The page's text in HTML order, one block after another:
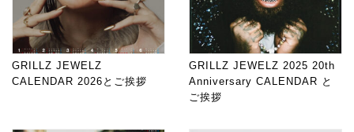
GRILLZ JEWELZ
CALENDAR 2026とご挨拶
GRILLZ JEWELZ 2025 20th
Anniversary CALENDAR と
ご挨拶